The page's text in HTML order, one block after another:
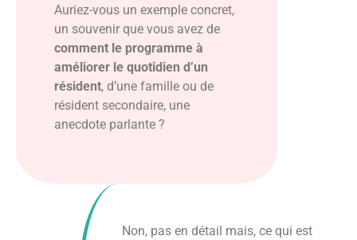
Auriez-vous un exemple concret,
un souvenir que vous avez de
comment le programme à
améliorer le quotidien d’un
résident, d’une famille ou de
résident secondaire, une
anecdote parlante ?
Non, pas en détail mais, ce qui est